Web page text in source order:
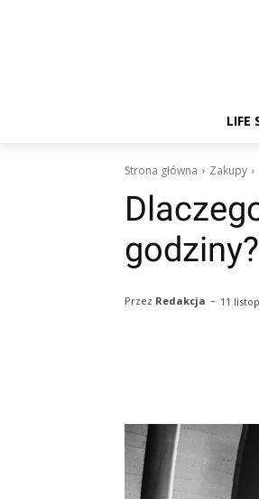
LIFE
Strona główna Zakupy
godziny?
Przez Redakcja - 11